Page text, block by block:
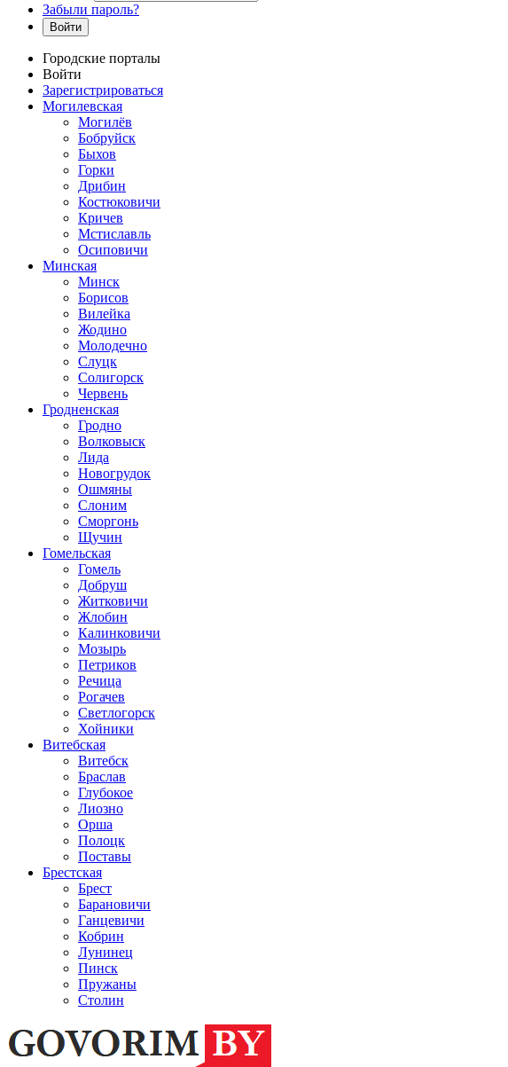
Забыли пароль?
Войти
Городские порталы
Войти
Зарегистрироваться
Могилевская
Могилёв
Бобруйск
Быхов
Горки
Дрибин
Костюковичи
Кричев
Мстиславль
Осиповичи
Минская
Минск
Борисов
Вилейка
Жодино
Молодечно
Слуцк
Солигорск
Червень
Гродненская
Гродно
Волковыск
Лида
Новогрудок
Ошмяны
Слоним
Сморгонь
Щучин
Гомельская
Гомель
Добруш
Житковичи
Жлобин
Калинковичи
Мозырь
Петриков
Речица
Рогачев
Светлогорск
Хойники
Витебская
Витебск
Браслав
Глубокое
Лиозно
Орша
Полоцк
Поставы
Брестская
Брест
Барановичи
Ганцевичи
Кобрин
Лунинец
Пинск
Пружаны
Столин